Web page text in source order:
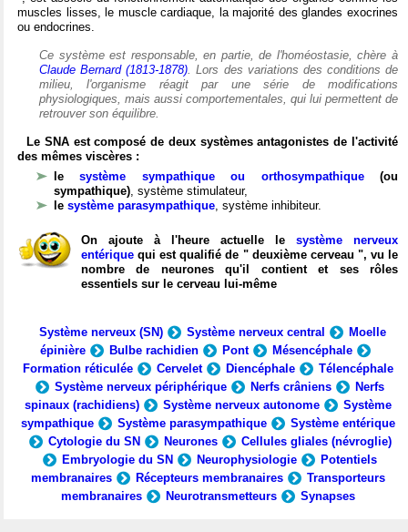
muscles lisses, le muscle cardiaque, la majorité des glandes exocrines
ou endocrines.
Ce système est responsable, en partie, de l'homéostasie, chère à
Claude Bernard (1813-1878). Lors des variations des conditions de
milieu, l'organisme réagit par une série de modifications
physiologiques, mais aussi comportementales, qui lui permettent de
retrouver son équilibre.
Le SNA est composé de deux systèmes antagonistes de l'activité
des mêmes viscères :
lesystème sympathique ou orthosympathique(ou
sympathique), système stimulateur,
le système parasympathique, système inhibiteur.
On ajoute à l'heure actuelle le système nerveux
entérique qui est qualifié de " deuxième cerveau ", vu le
nombre de neurones qu'il contient et ses rôles
essentiels sur le cerveau lui-même
Système nerveux (SN) Système nerveux central
Moelle
épinière
Bulbe rachidien Pont
Mésencéphale
Formation réticulée
Cervelet Diencéphale
Télencéphale
Système nerveux périphérique
Nerfs crâniens
Nerfs
spinaux (rachidiens)
Système nerveux autonome
Système
sympathique
Système parasympathique
Système entérique
Cytologie du SN
Neurones
Cellules gliales (névroglie)
Embryologie du SN
Neurophysiologie
Potentiels
membranaires
Récepteurs membranaires
Transporteurs
membranaires
Neurotransmetteurs Synapses